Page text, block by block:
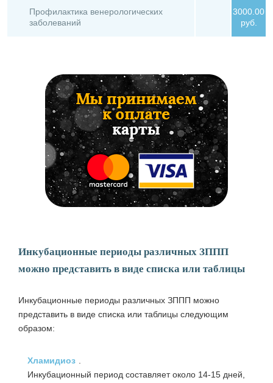
Профилактика венерологических
заболеваний
3000.00
руб.
Инкубационные периоды различных ЗППП
можно представить в виде списка или таблицы
Инкубационные периоды различных ЗППП можно
представить в виде списка или таблицы следующим
образом:
Хламидиоз .
Инкубационный период составляет около 14-15 дней,